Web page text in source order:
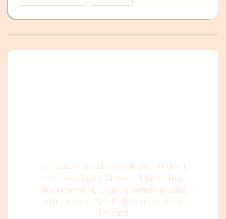
Un concentré des meilleurs outils et
méthodologies Growth Marketing,
gratuitement, chaque semaine dans
votre inbox. Pas de théorie, que de
l’impact.